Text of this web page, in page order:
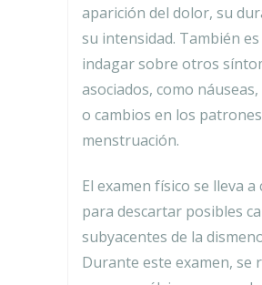
aparición del dolor, su
su intensidad. También
indagar sobre otros
asociados, como
o cambios en los
menstruación.
El examen físico se lleva a
para descartar posibles
subyacentes de la
Durante este examen, se